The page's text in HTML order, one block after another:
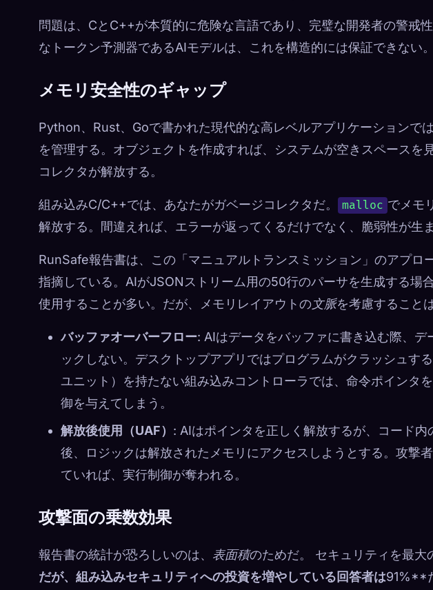
問題は、CとC++が本質的に危険な言語であり、完璧な開発者の警戒
なトークン予測器であるAIモデルは、これを構造的には保証できない。
メモリ安全性のギャップ
Python、Rust、Goで書かれた現代的な高レベルアプリケーションで
を管理する。オブジェクトを作成すれば、システムが空きスペースを
コレクタが解放する。
組み込みC/C++では、あなたがガベージコレクタだ。 malloc でメモ
解放する。間違えれば、エラーが返ってくるだけでなく、脆弱性が生ま
RunSafe報告書は、この「マニュアルトランスミッション」のアプロ
指摘している。AIがJSONストリーム用の50行のパーサを生成する場
使用することが多い。だが、メモリレイアウトの文脈を考慮すること
バッファオーバーフロー: AIはデータをバッファに書き込む際、
ックしない。デスクトップアプリではプログラムがクラッシュす
ユニット）を持たない組み込みコントローラでは、命令ポインタ
御を与えてしまう。
解放後使用（UAF） : AIはポインタを正しく解放するが、コード
後、ロジックは解放されたメモリにアクセスしようとする。攻撃
ていれば、実行制御が奪われる。
攻撃面の乗数効果
報告書の統計が恐ろしいのは、 表面積のためだ。 セキュリティを最
だが、組み込みセキュリティへの投資を増やしている回答者は91%**